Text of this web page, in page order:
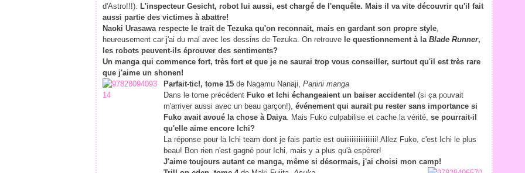
d'Astro!!!). L'inspecteur Gesicht, robot lui aussi, est chargé de l'enquête. Mais il va vite découvrir qu'il fait
aussi partie des victimes à abattre!
Naoki Urasawa respecte le trait de Tezuka qu'on reconnait, mais en gardant son propre style,
heureusement car j'ai du mal avec les dessins de Tezuka. On retrouve le questionnement à la Blade Runner,
les robots peuvent-ils éprouver des sentiments?
Un manga qui commence fort, très fort et que je ne saurai trop vous conseiller, surtout qu'il est très rare
que j'aime un shonen!
Parfait-tic!, tome 15 de Nagamu Nanaji, Panini manga
Dans le tome précédent Fuko et Ichi échangeaient un baiser accidentel (si ça pouvait
m'arriver aussi avec un beau garçon!), événement qui aurait pu rester sans importance si
Fuko avait avoué la chose à Daiya. Mais Fuko culpabilise et cache la vérité, se pourrait-il
qu'elle aime encore Ichi?
La réponse pour la Ichi team dont je fais partie est ouiiiiiiiiiiiiiiiiii! Allez Fuko, c'est Ichi le plus
beau! Bon rien n'est gagné pour Ichi, mais y a plus qu'à espérer!
J'aime toujours autant ce manga, même si désormais, j'ai choisi mon camp!